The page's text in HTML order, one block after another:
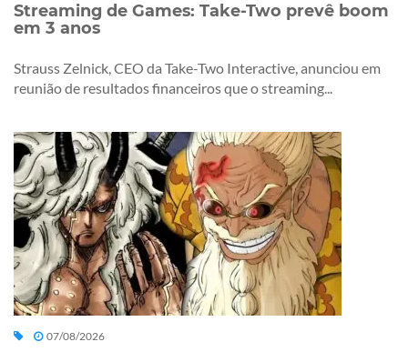
Streaming de Games: Take-Two prevê boom
em 3 anos
Strauss Zelnick, CEO da Take-Two Interactive, anunciou em
reunião de resultados financeiros que o streaming...
07/08/2026